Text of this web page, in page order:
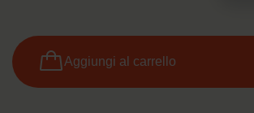
Aggiungi al carrello